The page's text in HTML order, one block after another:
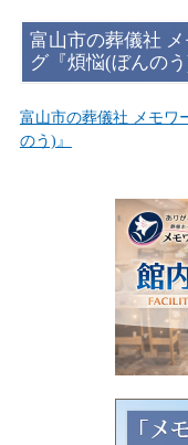
富山市の葬儀社
グ『煩悩(ぼんのう)
富山市の葬儀社 メモワ
のう)』